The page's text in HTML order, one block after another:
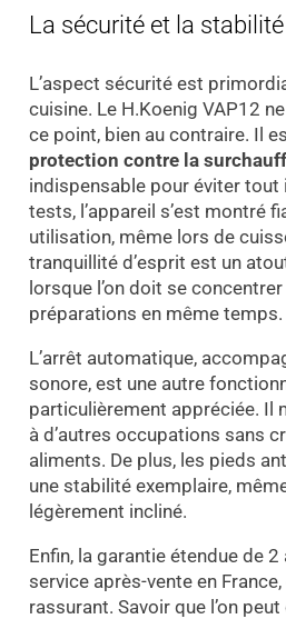
La sécurité et la stabilité
L’aspect sécurité est
cuisine. Le H.Koenig VAP12
ce point, bien au contraire. Il
protection contre la
indispensable pour éviter tout
tests, l’appareil s’est montré
utilisation, même lors de
tranquillité d’esprit est un
lorsque l’on doit se
préparations en même temps.
L’arrêt automatique,
sonore, est une autre
particulièrement appréciée. Il
à d’autres occupations sans
aliments. De plus, les pieds
une stabilité exemplaire,
légèrement incliné.
Enfin, la garantie étendue de 2
service après-vente en
rassurant. Savoir que l’on